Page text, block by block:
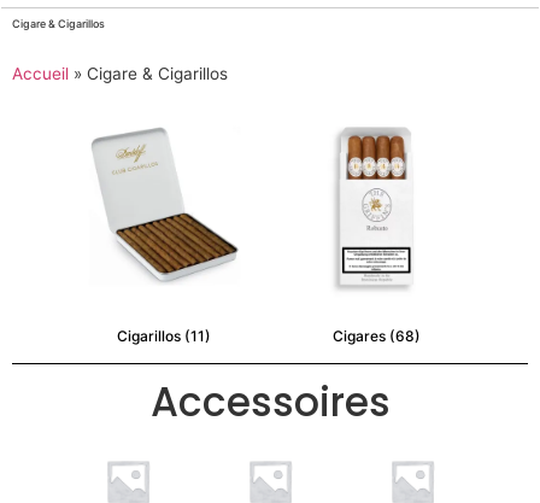
Cigare & Cigarillos
Accueil » Cigare & Cigarillos
Cigarillos (11) Cigares (68)
Accessoires